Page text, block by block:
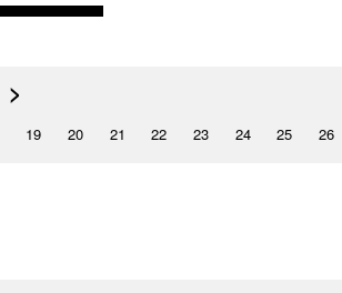
>
19 20 21 22 23 24 25 26